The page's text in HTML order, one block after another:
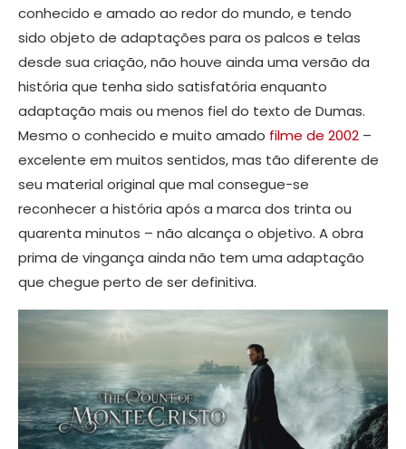
conhecido e amado ao redor do mundo, e tendo
sido objeto de adaptações para os palcos e telas
desde sua criação, não houve ainda uma versão da
história que tenha sido satisfatória enquanto
adaptação mais ou menos fiel do texto de Dumas.
Mesmo o conhecido e muito amado filme de 2002 –
excelente em muitos sentidos, mas tão diferente de
seu material original que mal consegue-se
reconhecer a história após a marca dos trinta ou
quarenta minutos – não alcança o objetivo. A obra
prima de vingança ainda não tem uma adaptação
que chegue perto de ser definitiva.